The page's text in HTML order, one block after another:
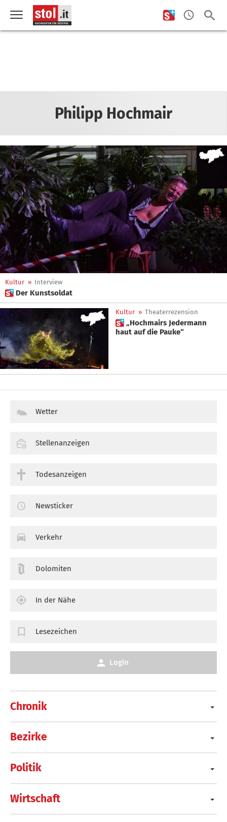
Philipp Hochmair
Kultur » Interview
 Der Kunstsoldat
Kultur » Theaterrezension
 „Hochmairs Jedermann
haut auf die Pauke“
Chronik
Bezirke
Politik
Wirtschaft
Wetter
Stellenanzeigen
Todesanzeigen
Newsticker
Verkehr
Dolomiten
In der Nähe
Lesezeichen
Login